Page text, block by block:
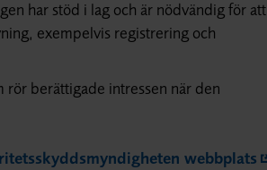
har stöd i lag och är nödvändig för att
exempelvis registrering och
rör berättigade intressen när den
webbplats